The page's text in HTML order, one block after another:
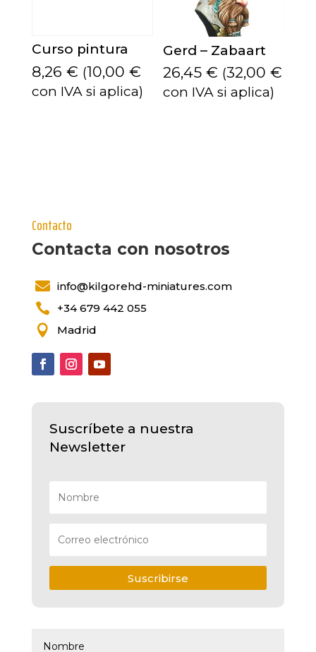
Curso pintura
8,26 € (10,00 €
con IVA si aplica)
Gerd – Zabaart
26,45€ (32,00€
con IVA si aplica)
Contacto
Contacta con nosotros
 info@kilgorehd-miniatures.com
 +34 679 442 055
 Madrid
Suscríbete a nuestra
Newsletter
Suscribirse